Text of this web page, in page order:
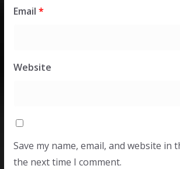
Email *
Website
Save my name, email, and website in
the next time I comment.